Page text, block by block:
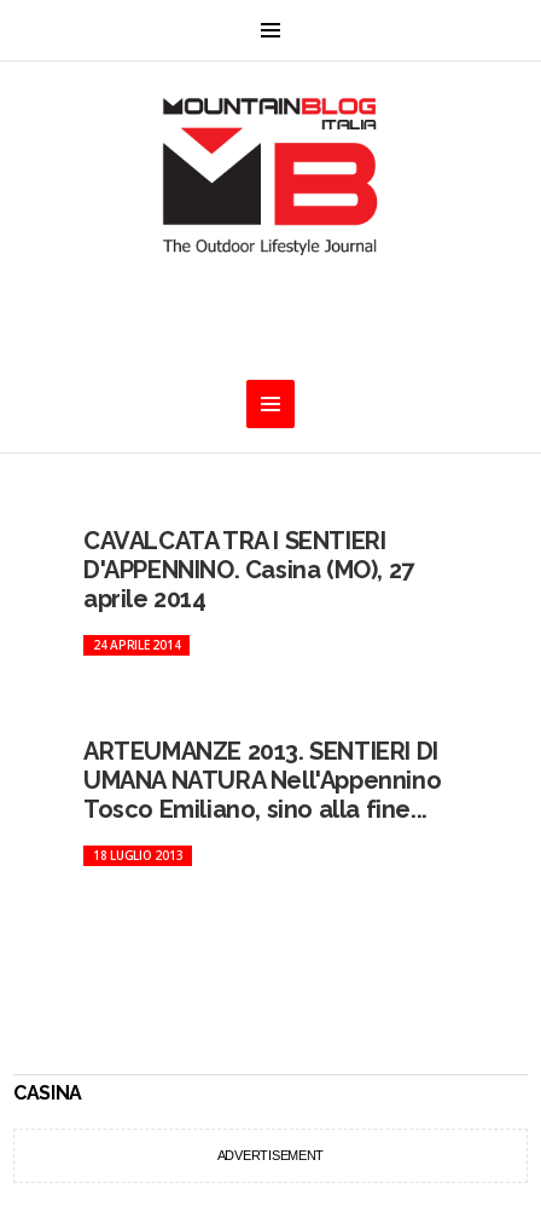
CAVALCATA TRA I SENTIERI
D'APPENNINO. Casina (MO), 27
aprile 2014
24 APRILE 2014
ARTEUMANZE 2013. SENTIERI DI
UMANA NATURA Nell'Appennino
Tosco Emiliano, sino alla fine...
18 LUGLIO 2013
CASINA
ADVERTISEMENT